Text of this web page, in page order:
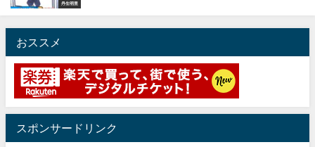
丹生明里
おススメ
スポンサードリンク